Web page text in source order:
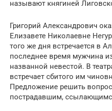
называют княгиней
Григорий Александрович
Елизавете Николаевне
того же дня встречается в
последнее время мужчина
названной невестой. В
встречает сбитого им
Предложение решить
пострадавшим,